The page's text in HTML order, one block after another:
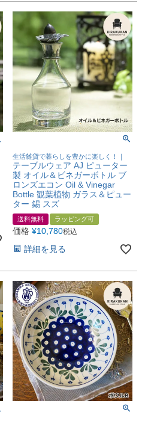
生活雑貨で暮らしを豊かに楽しく！｜
テーブルウェア AJ ピューター
製 オイル＆ビネガーボトル ブ
ロンズエコン Oil & Vinegar
Bottle 観葉植物 ガラス＆ピュー
ター 錫 スズ
送料無料 ラッピング可
価格 ¥10,780税込
詳細を見る